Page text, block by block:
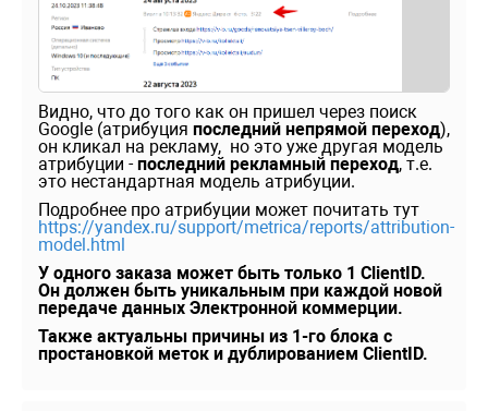
Видно, что до того как он пришел через поиск
Google (атрибуция последний непрямой переход),
он кликал на рекламу, но это уже другая модель
атрибуции -последний рекламный переход, т.е.
это нестандартная модель атрибуции.
Подробнее про атрибуции может почитать тут
https://yandex.ru/support/metrica/reports/attribution-
model.html
У одного заказа может быть только 1 ClientID.
Он должен быть уникальным при каждой новой
передаче данных Электронной коммерции.
Также актуальны причины из 1-го блока с
простановкой меток и дублированием ClientID.